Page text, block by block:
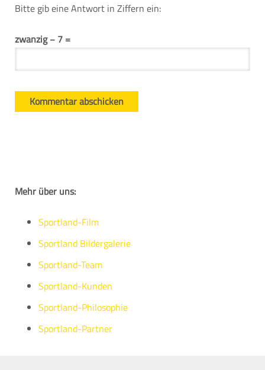
Bitte gib eine Antwort in Ziffern ein:
zwanzig − 7 =
Mehr über uns:
Sportland-Film
Sportland Bildergalerie
Sportland-Team
Sportland-Kunden
Sportland-Philosophie
Sportland-Partner